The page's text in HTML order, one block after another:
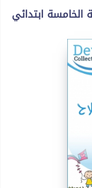
الخامسة ابتدائي